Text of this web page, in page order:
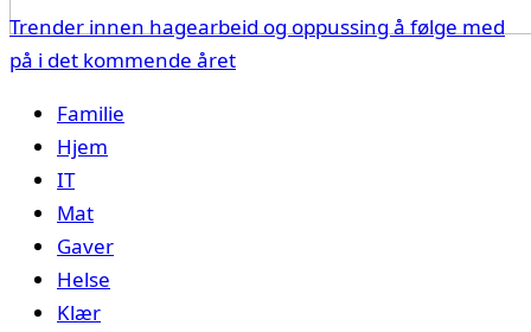
Trender innen hagearbeid og oppussing å følge med
på i det kommende året
Familie
Hjem
IT
Mat
Gaver
Helse
Klær